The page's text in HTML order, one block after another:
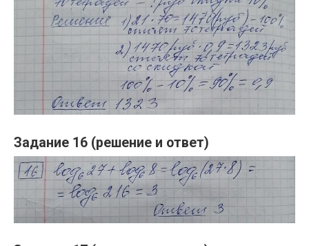
Задание 16 (решение и ответ)